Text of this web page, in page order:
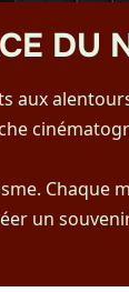
DU
aux
Chaque
un